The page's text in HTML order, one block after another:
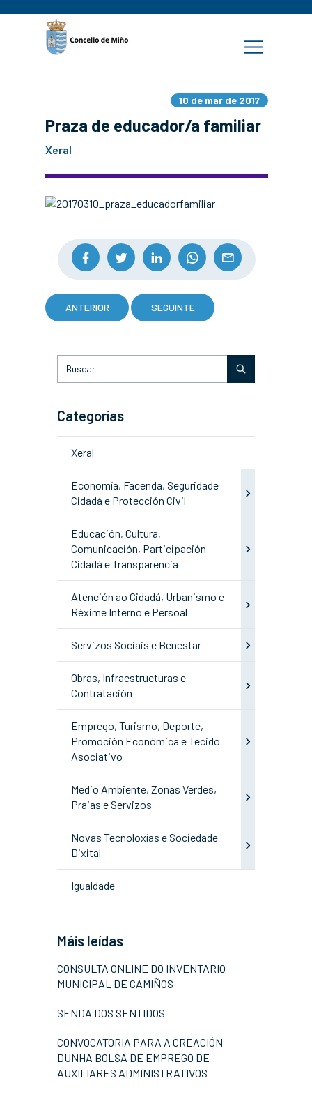
10 de mar de 2017
Praza de educador/a familiar
Xeral
ANTERIOR SEGUINTE
Categorías
Xeral
Economía, Facenda, Seguridade
Cidadá e Protección Civil
Educación, Cultura,
Comunicación, Participación
Cidadá e Transparencia
Atención ao Cidadá, Urbanismo e
Réxime Interno e Persoal
Servizos Sociais e Benestar
Obras, Infraestructuras e
Contratación
Emprego, Turismo, Deporte,
Promoción Económica e Tecido
Asociativo
Medio Ambiente, Zonas Verdes,
Praias e Servizos
Novas Tecnoloxías e Sociedade
Dixital
Igualdade
Máis leídas
CONSULTA ONLINE DO INVENTARIO
MUNICIPAL DE CAMIÑOS
SENDA DOS SENTIDOS
CONVOCATORIA PARA A CREACIÓN
DUNHA BOLSA DE EMPREGO DE
AUXILIARES ADMINISTRATIVOS